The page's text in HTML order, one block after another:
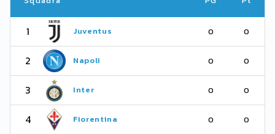
1 Juventus 0 0
2 Napoli 0 0
3 Inter 0 0
4 Fiorentina 0 0